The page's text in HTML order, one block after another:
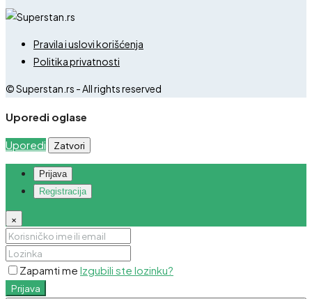
Pravila i uslovi korišćenja
Politika privatnosti
© Superstan.rs - All rights reserved
Uporedi oglase
Uporedi Zatvori
Prijava
Registracija
×
Zapamti me Izgubili ste lozinku?
Prijava